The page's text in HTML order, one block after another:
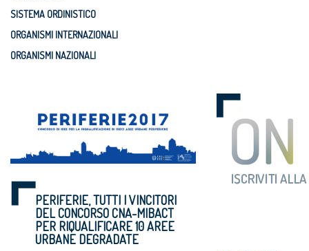
SISTEMA ORDINISTICO
ORGANISMI INTERNAZIONALI
ORGANISMI NAZIONALI
PERIFERIE, TUTTI I VINCITORI
DEL CONCORSO CNA-MIBACT
PER RIQUALIFICARE 10 AREE
URBANE DEGRADATE